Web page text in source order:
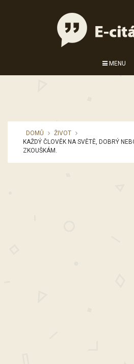
MENU
DOMŮ
ŽIVOT
KAŽDÝ ČLOVĚK NA SVĚTĚ, DOBRÝ
ZKOUŠKÁM.